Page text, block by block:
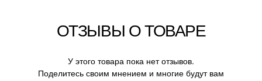
ОТЗЫВЫ О ТОВАРЕ
У этого товара пока нет отзывов.
Поделитесь своим мнением и многие будут вам